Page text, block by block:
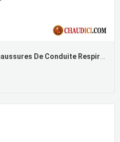
Chaussure Homme Solde Chaussures De Conduite Respirant Homme Chaussures De Travail Décontractée Pas Cher